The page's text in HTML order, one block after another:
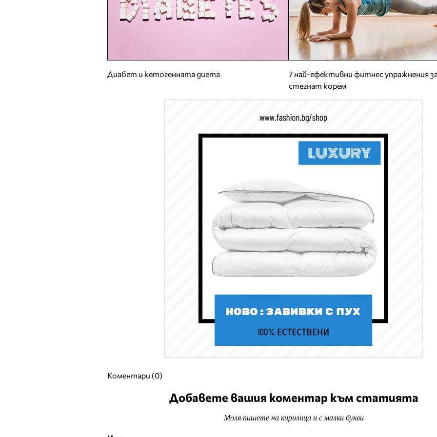
Диабет и кетогенната диета
7 най-ефективни фитнес упражнения
стегнат корем
Коментари (0)
Добавете вашия коментар към статията
Моля пишете на кирилица и с малки букви